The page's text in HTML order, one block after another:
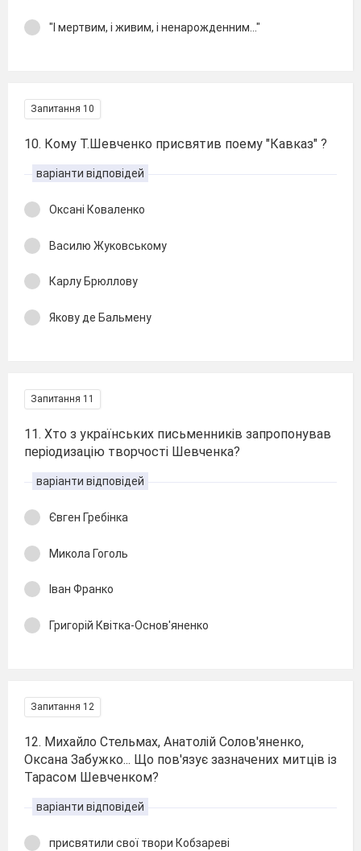
"І мертвим, і живим, і ненарожденним..."
Запитання 10
10. Кому Т.Шевченко присвятив поему "Кавказ" ?
варіанти відповідей
Оксані Коваленко
Василю Жуковському
Карлу Брюллову
Якову де Бальмену
Запитання 11
11. Хто з українських письменників запропонував
періодизацію творчості Шевченка?
варіанти відповідей
Євген Гребінка
Микола Гоголь
Іван Франко
Григорій Квітка-Основ'яненко
Запитання 12
12. Михайло Стельмах, Анатолій Солов'яненко,
Оксана Забужко... Що пов'язує зазначених митців із
Тарасом Шевченком?
варіанти відповідей
присвятили свої твори Кобзареві